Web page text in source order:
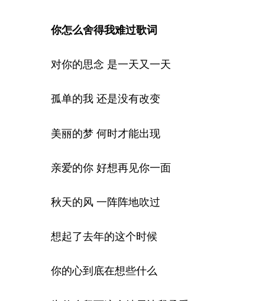
你怎么舍得我难过歌词
对你的思念 是一天又一天
孤单的我 还是没有改变
美丽的梦 何时才能出现
亲爱的你 好想再见你一面
秋天的风 一阵阵地吹过
想起了去年的这个时候
你的心到底在想些什么